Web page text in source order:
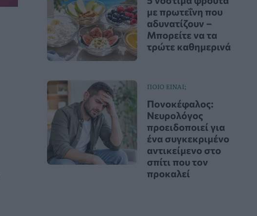
με πρωτεΐνη που
αδυνατίζουν –
Μπορείτε να τα
τρώτε καθημερινά
ΠΟΙΟ ΕΙΝΑΙ;
Πονοκέφαλος:
Νευρολόγος
προειδοποιεί για
ένα συγκεκριμένο
αντικείμενο στο
σπίτι που τον
προκαλεί